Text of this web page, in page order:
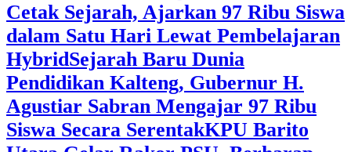
Cetak Sejarah, Ajarkan 97 Ribu Siswa
dalam Satu Hari Lewat Pembelajaran
HybridSejarah Baru Dunia
Pendidikan Kalteng, Gubernur H.
Agustiar Sabran Mengajar 97 Ribu
Siswa Secara SerentakKPU Barito